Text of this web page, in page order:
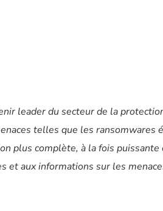
leader du secteur de la
telles que les ransomwares
plus complète, à la fois puissante
et aux informations sur les